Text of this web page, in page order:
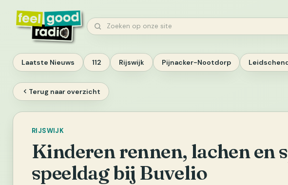
inhoud
Zoeken
Laatste Nieuws 112 Rijswijk Pijnacker-Nootdorp
Terug naar overzicht
RIJSWIJK
Kinderen rennen, lachen en
speeldag bij Buvelio